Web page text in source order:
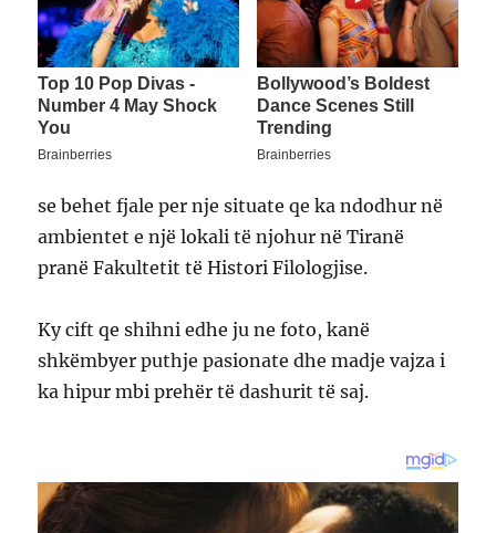
se behet fjale per nje situate qe ka ndodhur në
ambientet e një lokali të njohur në Tiranë
pranë Fakultetit të Histori Filologjise.
Ky cift qe shihni edhe ju ne foto, kanë
shkëmbyer puthje pasionate dhe madje vajza i
ka hipur mbi prehër të dashurit të saj.